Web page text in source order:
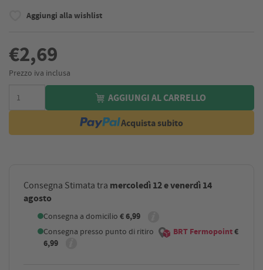
Aggiungi alla wishlist
€2,69
Prezzo iva inclusa
AGGIUNGI AL CARRELLO
Acquista subito
Consegna Stimata tra mercoledì 12 e venerdì 14
agosto
Consegna a domicilio € 6,99
Consegna presso punto di ritiro BRT Fermopoint€
6,99